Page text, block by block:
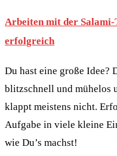
Arbeiten mit der
erfolgreich
Du hast eine große Idee?
blitzschnell und mühelos
klappt meistens nicht.
Aufgabe in viele kleine
wie Du’s machst!